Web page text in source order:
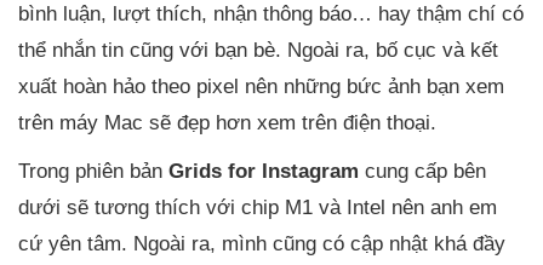
bình luận, lượt thích, nhận thông báo… hay thậm chí có
thể nhắn tin cũng với bạn bè. Ngoài ra, bố cục và kết
xuất hoàn hảo theo pixel nên những bức ảnh bạn xem
trên máy Mac sẽ đẹp hơn xem trên điện thoại.
Trong phiên bản Grids for Instagram cung cấp bên
dưới sẽ tương thích với chip M1 và Intel nên anh em
cứ yên tâm. Ngoài ra, mình cũng có cập nhật khá đầy